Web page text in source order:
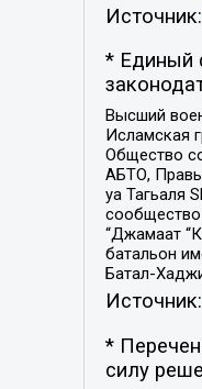
Источник:
* Единый
Высший
Исламская
Общество
АБТО,
уа Тагьаля
сообщество
“Джамаат
батальон
Батал-
Источник:
*
силу